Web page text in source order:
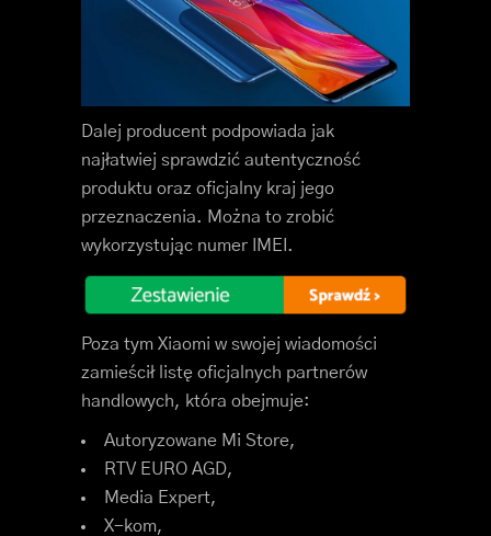
Dalej producent podpowiada jak
najłatwiej sprawdzić autentyczność
produktu oraz oficjalny kraj jego
przeznaczenia. Można to zrobić
wykorzystując numer IMEI.
Poza tym Xiaomi w swojej wiadomości
zamieścił listę oficjalnych partnerów
handlowych, która obejmuje:
Autoryzowane Mi Store,
RTV EURO AGD,
Media Expert,
X-kom,